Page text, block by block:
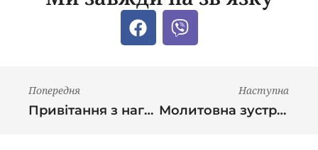
Попередня
Привітання з нагоди 10-ї річниці від дня заснування спільноти
Наступна
Молитовна зустріч спільнот “Матері в молитві” ІФА УГКЦ